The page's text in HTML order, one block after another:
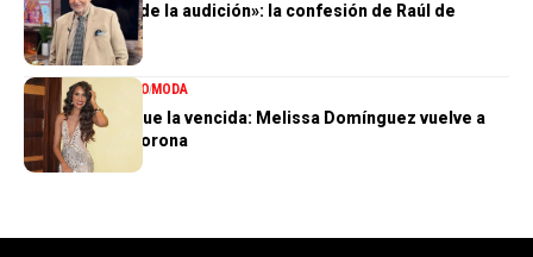
«Perdí el 85 % de la audición»: la confesión de Raúl de
Molina
ENTRETENIMIENTOMODA
La tercera no fue la vencida: Melissa Domínguez vuelve a
quedar sin la corona